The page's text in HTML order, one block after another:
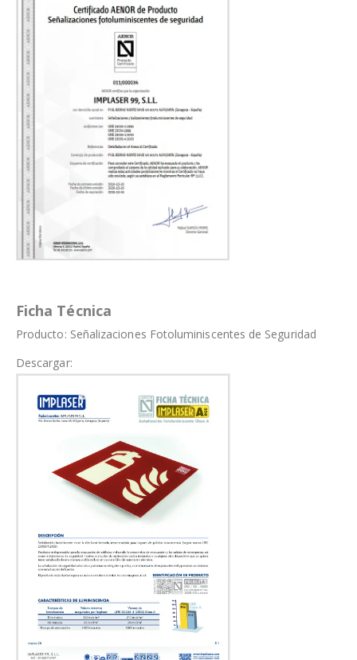
Ficha Técnica
Producto: Señalizaciones Fotoluminiscentes de Seguridad
Descargar: